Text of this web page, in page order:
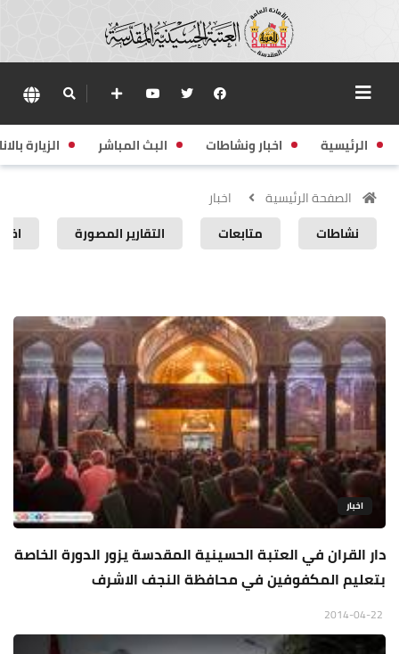
الرئيسية اخبار ونشاطات البث المباشر الزيارة
الصفحة الرئيسية
اخبار
نشاطات
متابعات التقارير المصورة
اخبار
دار القران في العتبة الحسينية المقدسة يزور الدورة الخاصة
بتعليم المكفوفين في محافظة النجف الاشرف